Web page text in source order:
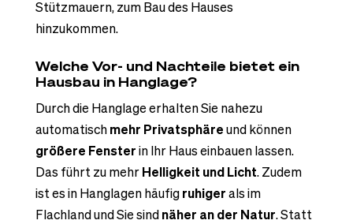
Stützmauern, zum Bau des Hauses
hinzukommen.
Welche Vor- und Nachteile bietet ein
Hausbau in Hanglage?
Durch die Hanglage erhalten Sie nahezu
automatischmehr Privatsphäreund können
größere Fensterin Ihr Haus einbauen lassen.
Das führt zu mehrHelligkeit und Licht. Zudem
ist es in Hanglagen häufigruhigerals im
Flachland und Sie sindnäher an der Natur. Statt